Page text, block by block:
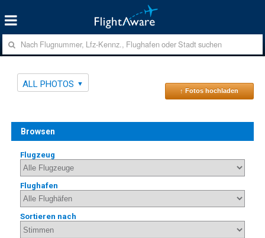
ALL PHOTOS
↑ Fotos hochladen
Browsen
Flugzeug
Flughafen
Sortieren nach